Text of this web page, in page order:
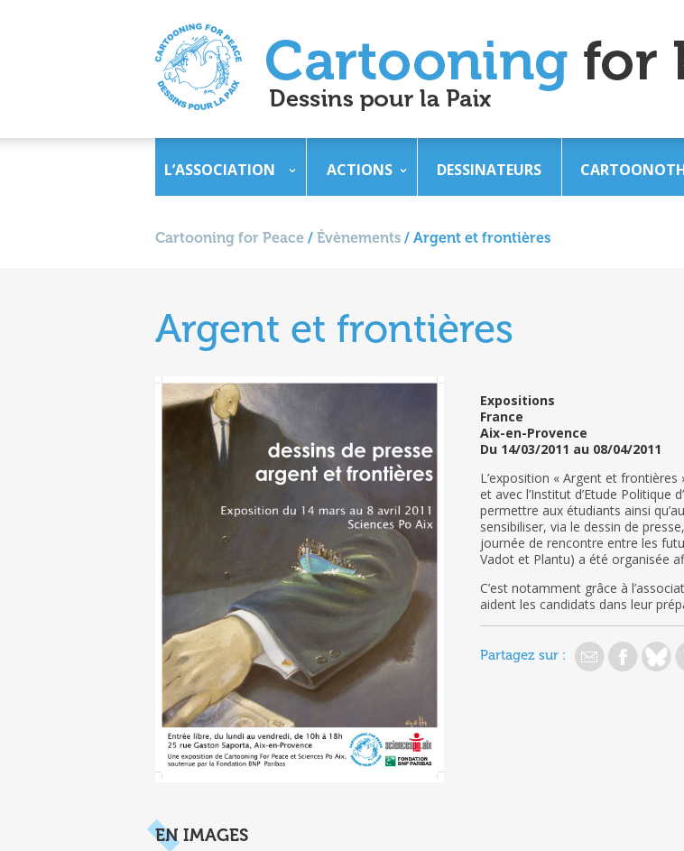
L’ASSOCIATION ACTIONS DESSINATEURS
Cartooning for Peace / Évènements / Argent et frontières
Argent et frontières
Expositions
France
Aix-en-Provence
Du 14/03/2011 au 08/04/2011
L’exposition « Argent et frontières
et avec l’Institut d’Etude Politique
permettre aux étudiants ainsi
sensibiliser, via le dessin de
journée de rencontre entre les
Vadot et Plantu) a été organisée
C’est notamment grâce à
aident les candidats dans leur
Partagez sur :
EN IMAGES